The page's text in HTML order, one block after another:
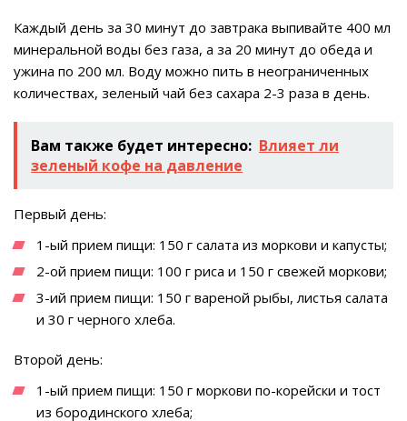
Каждый день за 30 минут до завтрака выпивайте 400 мл
минеральной воды без газа, а за 20 минут до обеда и
ужина по 200 мл. Воду можно пить в неограниченных
количествах, зеленый чай без сахара 2-3 раза в день.
Вам также будет интересно: Влияет ли
зеленый кофе на давление
Первый день:
1-ый прием пищи: 150 г салата из моркови и капусты;
2-ой прием пищи: 100 г риса и 150 г свежей моркови;
3-ий прием пищи: 150 г вареной рыбы, листья салата
и 30 г черного хлеба.
Второй день:
1-ый прием пищи: 150 г моркови по-корейски и тост
из бородинского хлеба;